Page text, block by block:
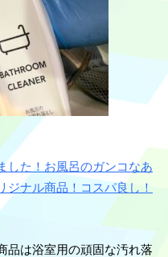
した！お風呂のガンコなあ
ナル商品！コスパ良し！
品は浴室用の頑固な汚れ落